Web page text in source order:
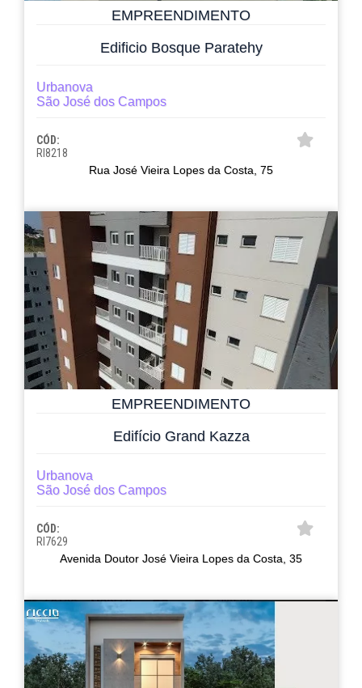
EMPREENDIMENTO
Edificio Bosque Paratehy
Urbanova
São José dos Campos
CÓD:
RI8218
Rua José Vieira Lopes da Costa, 75
EMPREENDIMENTO
Edifício Grand Kazza
Urbanova
São José dos Campos
CÓD:
RI7629
Avenida Doutor José Vieira Lopes da Costa, 35